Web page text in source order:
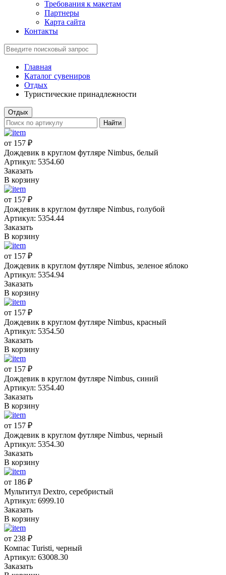
Требования к макетам
Партнеры
Карта сайта
Контакты
Главная
Каталог сувениров
Отдых
Туристические принадлежности
Отдых
Найти
от 157 ₽
Дождевик в круглом футляре Nimbus, белый
Артикул: 5354.60
Заказать
В корзину
от 157 ₽
Дождевик в круглом футляре Nimbus, голубой
Артикул: 5354.44
Заказать
В корзину
от 157 ₽
Дождевик в круглом футляре Nimbus, зеленое яблоко
Артикул: 5354.94
Заказать
В корзину
от 157 ₽
Дождевик в круглом футляре Nimbus, красный
Артикул: 5354.50
Заказать
В корзину
от 157 ₽
Дождевик в круглом футляре Nimbus, синий
Артикул: 5354.40
Заказать
В корзину
от 157 ₽
Дождевик в круглом футляре Nimbus, черный
Артикул: 5354.30
Заказать
В корзину
от 186 ₽
Мультитул Dextro, серебристый
Артикул: 6999.10
Заказать
В корзину
от 238 ₽
Компас Turisti, черный
Артикул: 63008.30
Заказать